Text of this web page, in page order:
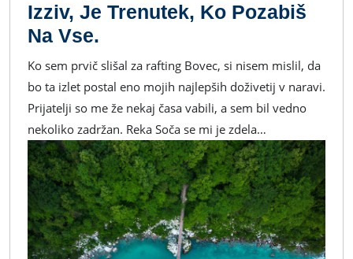
Izziv, Je Trenutek, Ko Pozabiš
Na Vse.
Bovec
Ni
Samo
Fizični
Izziv,
Je
Trenutek,
Ko
Pozabiš
Ko sem prvič slišal za rafting Bovec, si nisem mislil, da
bo ta izlet postal eno mojih najlepših doživetij v naravi.
Prijatelji so me že nekaj časa vabili, a sem bil vedno
nekoliko zadržan. Reka Soča se mi je zdela…